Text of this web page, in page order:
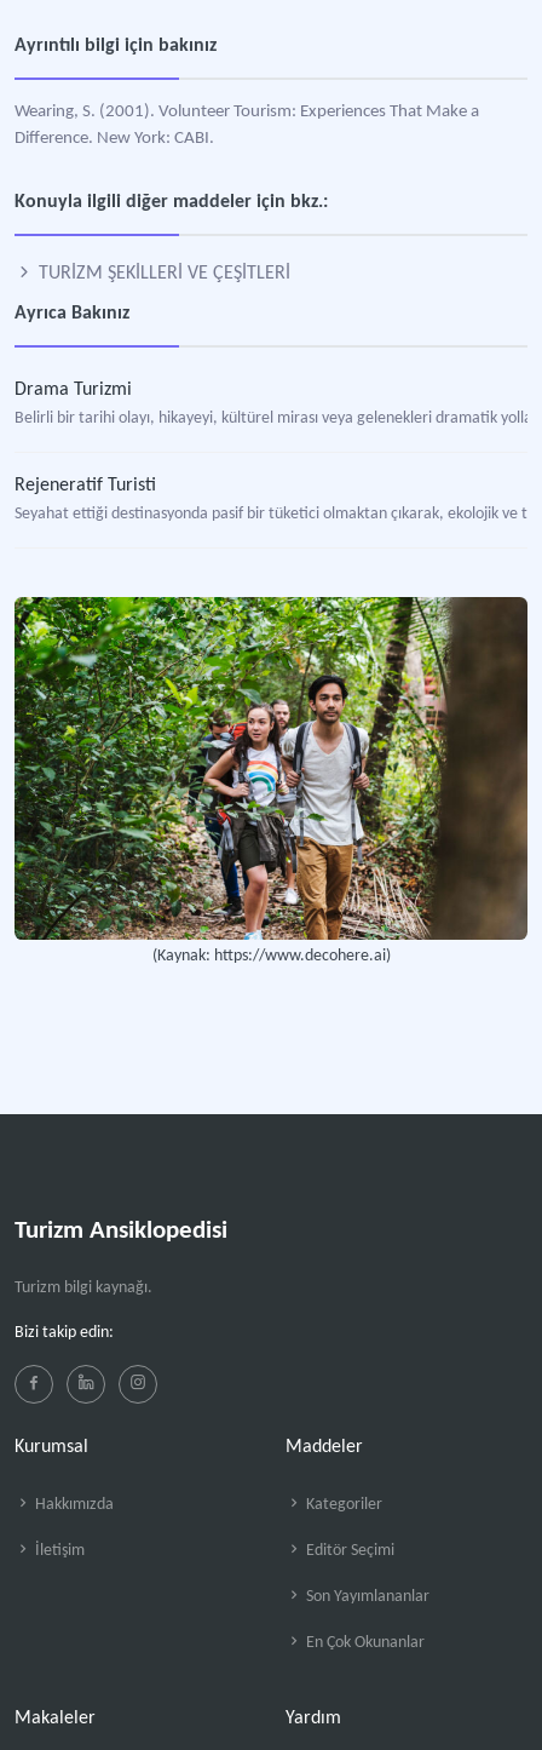
Ayrıntılı bilgi için bakınız
Wearing, S. (2001). Volunteer Tourism: Experiences That Make a
Difference. New York: CABI.
Konuyla ilgili diğer maddeler için bkz.:
TURİZM ŞEKİLLERİ VE ÇEŞİTLERİ
Ayrıca Bakınız
Drama Turizmi
Belirli bir tarihi olayı, hikayeyi, kültürel mirası veya gelenekleri dramatik
Rejeneratif Turisti
Seyahat ettiği destinasyonda pasif bir tüketici olmaktan çıkarak, ekolojik ve
(Kaynak: https://www.decohere.ai)
Turizm Ansiklopedisi
Turizm bilgi kaynağı.
Bizi takip edin:
Kurumsal
Hakkımızda
İletişim
Maddeler
Kategoriler
Editör Seçimi
Son Yayımlananlar
En Çok Okunanlar
Makaleler Yardım